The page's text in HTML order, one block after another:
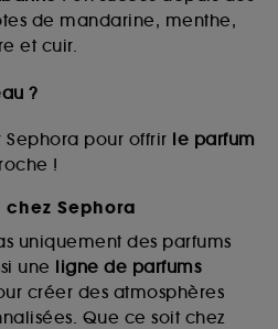
de mandarine, menthe,
et cuir.
?
Sephora pour offrir le parfum
!
Sephora
uniquement des parfums
une ligne de parfums
créer des atmosphères
Que ce soit chez